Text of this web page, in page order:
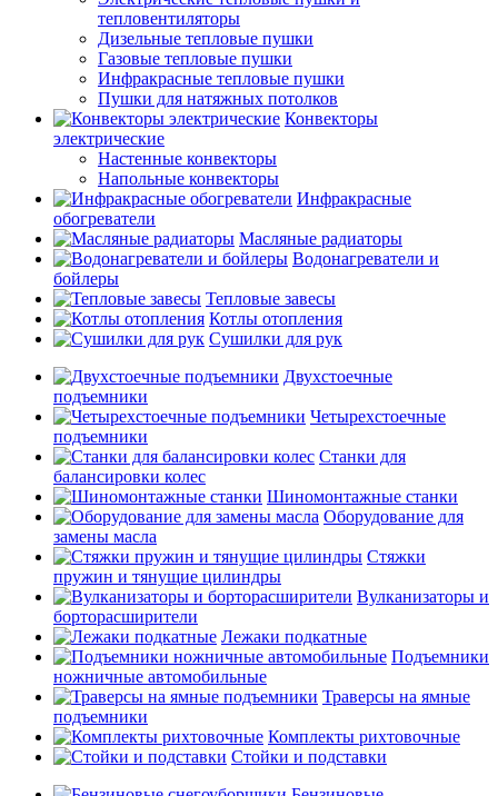
тепловентиляторы
Дизельные тепловые пушки
Газовые тепловые пушки
Инфракрасные тепловые пушки
Пушки для натяжных потолков
Конвекторы
электрические
Настенные конвекторы
Напольные конвекторы
Инфракрасные
обогреватели
Масляные радиаторы
Водонагреватели и
бойлеры
Тепловые завесы
Котлы отопления
Сушилки для рук
Двухстоечные
подъемники
Четырехстоечные
подъемники
Станки для
балансировки колес
Шиномонтажные станки
Оборудование для
замены масла
Стяжки
пружин и тянущие цилиндры
Вулканизаторы и
борторасширители
Лежаки подкатные
Подъемники
ножничные автомобильные
Траверсы на ямные
подъемники
Комплекты рихтовочные
Стойки и подставки